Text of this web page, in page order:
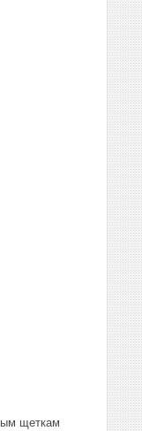
щеткам